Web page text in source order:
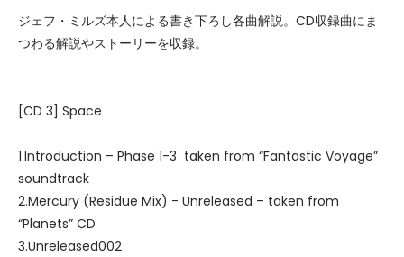
ジェフ・ミルズ本人による書き下ろし各曲解説。CD収録曲にま
つわる解説やストーリーを収録。
[CD 3] Space
1.Introduction – Phase 1-3 taken from “Fantastic Voyage”
soundtrack
2.Mercury (Residue Mix) - Unreleased – taken from
“Planets” CD
3.Unreleased002